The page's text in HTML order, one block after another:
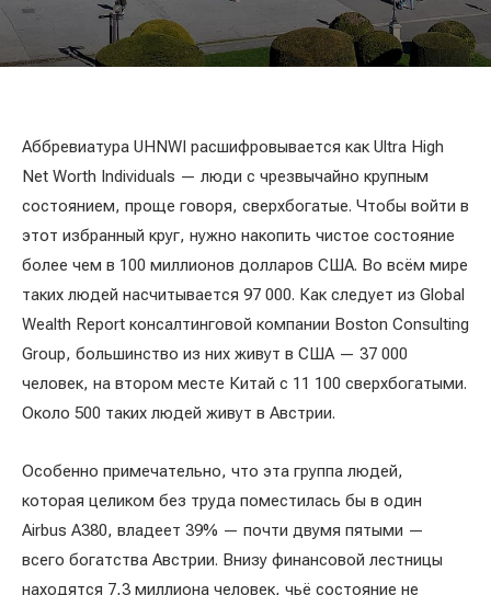
Аббревиатура UHNWI расшифровывается как Ultra High
Net Worth Individuals — люди с чрезвычайно крупным
состоянием, проще говоря, сверхбогатые. Чтобы войти в
этот избранный круг, нужно накопить чистое состояние
более чем в 100 миллионов долларов США. Во всём мире
таких людей насчитывается 97 000. Как следует из Global
Wealth Report консалтинговой компании Boston Consulting
Group, большинство из них живут в США — 37 000
человек, на втором месте Китай с 11 100 сверхбогатыми.
Около 500 таких людей живут в Австрии.
Особенно примечательно, что эта группа людей,
которая целиком без труда поместилась бы в один
Airbus A380, владеет 39% — почти двумя пятыми —
всего богатства Австрии. Внизу финансовой лестницы
находятся 7,3 миллиона человек, чьё состояние не